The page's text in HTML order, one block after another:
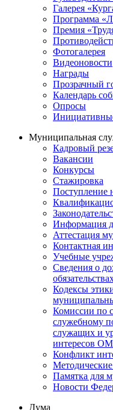
Галерея
Программа
Премия
Фотогалерея
Видеоновости
Награды
Прозрачный
Календарь
Опросы
Муниципальная
Кадровый
Вакансии
Конкурсы
Стажировка
Поступление
Информация
Аттестация
Контактная
Учебные
Сведения о
Кодексы
Комиссии по
служебному
служащих и
интересов
Конфликт
Памятка для
Новости
Дума